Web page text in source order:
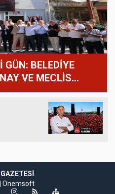
GÜN: BELEDİYE
VE MECLİS
GEÇTİ!
Onemsoft